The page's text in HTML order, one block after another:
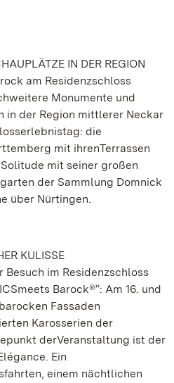
IN DER REGION
am Residenzschloss
Monumente und
in der Region mittlerer Neckar
die
mit ihrenTerrassen
mit seiner großen
der Sammlung Domnick
über Nürtingen.
KULISSE
im Residenzschloss
Barock®“: Am 16. und
Fassaden
Karosserien der
derVeranstaltung ist der
Ein
einem nächtlichen